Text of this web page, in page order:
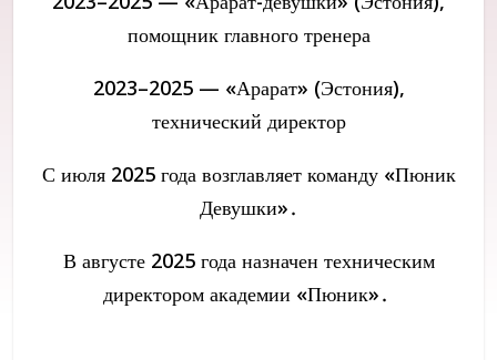
помощник главного тренера
2023–2025 — «Арарат» (Эстония),
технический директор
С июля 2025 года возглавляет команду «Пюник
Девушки»․
В августе 2025 года назначен техническим
директором академии «Пюник»․